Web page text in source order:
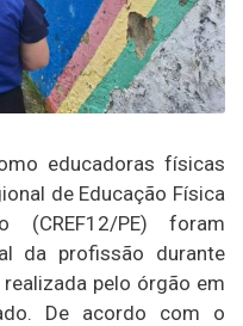
educadoras físicas
de Educação Física
(CREF12/PE) foram
da profissão durante
pelo órgão em
De acordo com o